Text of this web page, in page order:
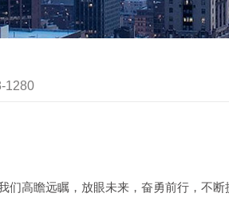
1280
们高瞻远瞩，放眼未来，奋勇前行，不